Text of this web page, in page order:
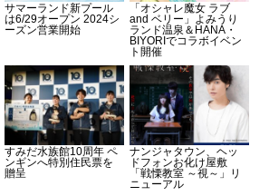
サマーランド新プール
は6/29オープン 2024シ
ーズン営業開始
「オシャレ魔女 ラブ
and ベリー」よみうり
ランド温泉＆HANA・
BIYORIでコラボイベン
ト開催
すみだ水族館10周年 ペ
ンギンへ特別住民票を
贈呈
ナンジャタウン、ヘッ
ドフォンお化け屋敷
「戦慄教室 ～視～」リ
ニューアル